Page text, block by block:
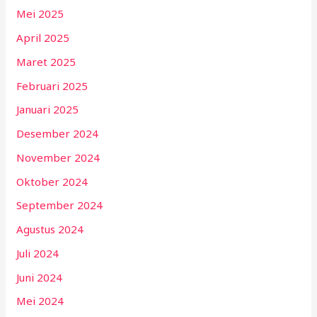
Mei 2025
April 2025
Maret 2025
Februari 2025
Januari 2025
Desember 2024
November 2024
Oktober 2024
September 2024
Agustus 2024
Juli 2024
Juni 2024
Mei 2024